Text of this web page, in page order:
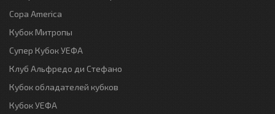
Copa America
Кубок Митропы
Супер Кубок УЕФА
Клуб Альфредо ди Стефано
Кубок обладателей кубков
Кубок УЕФА